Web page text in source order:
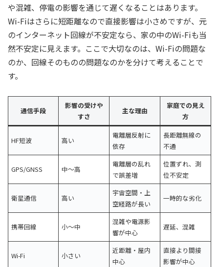
や混雑、停電の影響を通じて遅くなることはあります。
Wi-Fiはさらに短距離なので直接影響は小さめですが、元
のインターネット回線が不安定なら、家の中のWi-Fiも当
然不安定に見えます。ここで大切なのは、Wi-Fiの問題な
のか、回線そのものの問題なのかを分けて考えることで
す。
通信手段
影響の受けや
すさ
主な理由
家庭での見え
方
HF短波 高い
電離層反射に
依存
長距離無線の
不通
GPS/GNSS 中〜高
電離層の乱れ
で誤差増
位置ずれ、測
位不安定
衛星通信 高い
宇宙空間・上
空経路が長い
一時的な劣化
携帯回線 小〜中
混雑や電源影
響が中心
遅延、混雑
Wi-Fi 小さい
近距離・屋内
中心
直接より間接
影響が中心